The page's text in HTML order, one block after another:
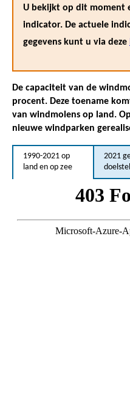
U bekijkt op dit moment
indicator. De actuele
gegevens kunt u via deze
De capaciteit van de
procent. Deze toename
van windmolens op land.
nieuwe windparken
1990-2021 op
land en op zee
2021